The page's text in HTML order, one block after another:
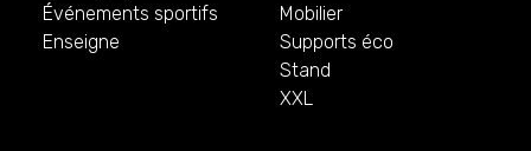
Événements sportifs
Enseigne
Mobilier
Supports éco
Stand
XXL